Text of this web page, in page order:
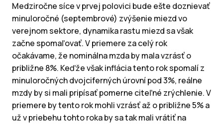
Medziročne síce v prvej polovici bude ešte doznievať
minuloročné (septembrové) zvýšenie miezd vo
verejnom sektore, dynamika rastu miezd sa však
začne spomaľovať. V priemere za celý rok
očakávame, že nominálna mzda by mala vzrásť o
približne 8%. Keďže však inflácia tento rok spomalí z
minuloročných dvojciferných úrovní pod 3%, reálne
mzdy by si mali pripísať pomerne citeľné zrýchlenie. V
priemere by tento rok mohli vzrásť až o približne 5% a
už v priebehu tohto roka by sa tak mali vrátiť na